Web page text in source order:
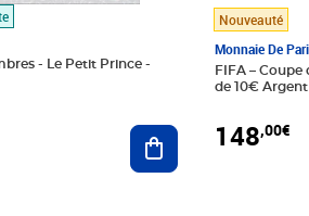
- Le Petit Prince -
Ajouter au panier
Nouveauté
Monnaie De
FIFA –
de 10€
148,00€